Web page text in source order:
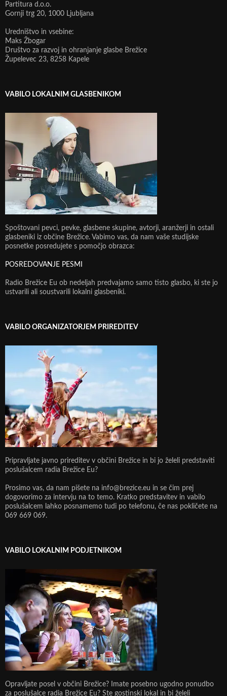
Partitura d.o.o.
Gornji trg 20, 1000 Ljubljana
Uredništvo in vsebine:
Maks Žbogar
Društvo za razvoj in ohranjanje glasbe Brežice
Župelevec 23, 8258 Kapele
VABILO LOKALNIM GLASBENIKOM
Spoštovani pevci, pevke, glasbene skupine, avtorji, aranžerji in ostali
glasbeniki iz občine Brežice. Vabimo vas, da nam vaše studijske
posnetke posredujete s pomočjo obrazca:
POSREDOVANJE PESMI
Radio Brežice Eu ob nedeljah predvajamo samo tisto glasbo, ki ste jo
ustvarili ali soustvarili lokalni glasbeniki.
VABILO ORGANIZATORJEM PRIREDITEV
Pripravljate javno prireditev v občini Brežice in bi jo želeli predstaviti
poslušalcem radia Brežice Eu?
Prosimo vas, da nam pišete na info@brezice.eu in se čim prej
dogovorimo za intervju na to temo. Kratko predstavitev in vabilo
poslušalcem lahko posnamemo tudi po telefonu, če nas pokličete na
069 669 069.
VABILO LOKALNIM PODJETNIKOM
Opravljate posel v občini Brežice? Imate posebno ugodno ponudbo
za poslušalce radia Brežice Eu? Ste gostinski lokal in bi želeli